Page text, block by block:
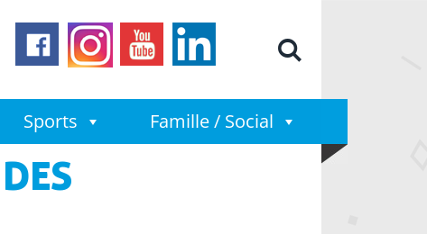
Sports Famille / Social